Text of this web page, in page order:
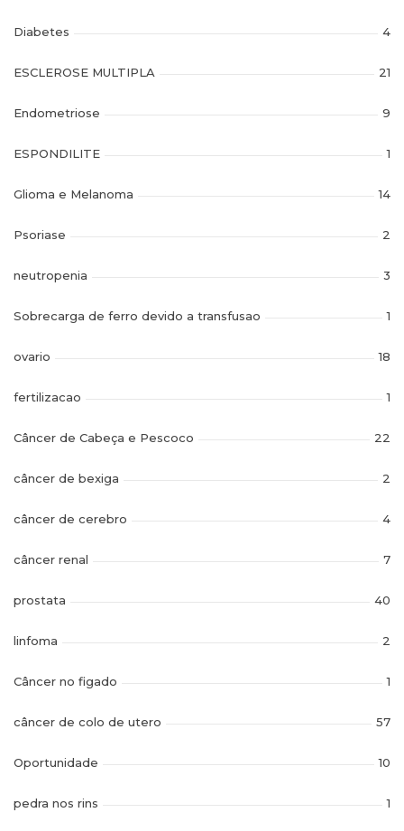
Diabetes 4
ESCLEROSE MULTIPLA 21
Endometriose 9
ESPONDILITE 1
Glioma e Melanoma 14
Psoriase 2
neutropenia 3
Sobrecarga de ferro devido a transfusao 1
ovario 18
fertilizacao 1
Câncer de Cabeça e Pescoco 22
câncer de bexiga 2
câncer de cerebro 4
câncer renal 7
prostata 40
linfoma 2
Câncer no figado 1
câncer de colo de utero 57
Oportunidade 10
pedra nos rins 1